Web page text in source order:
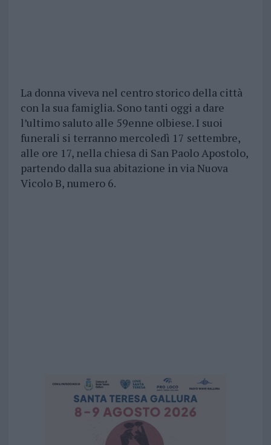
La donna viveva nel centro storico della città
con la sua famiglia. Sono tanti oggi a dare
l’ultimo saluto alle 59enne olbiese. I suoi
funerali si terranno mercoledì 17 settembre,
alle ore 17, nella chiesa di San Paolo Apostolo,
partendo dalla sua abitazione in via Nuova
Vicolo B, numero 6.